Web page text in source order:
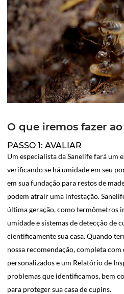
O que iremos fazer
PASSO 1: AVALIAR
Um especialista da Sanelife fará um
verificando se há umidade em seu
em sua fundação para restos de
podem atrair uma infestação.
última geração, como termômetros
umidade e sistemas de detecção de
cientificamente sua casa. Quando
nossa recomendação, completa
personalizados e um Relatório de
problemas que identificamos, bem
para proteger sua casa de cupins.